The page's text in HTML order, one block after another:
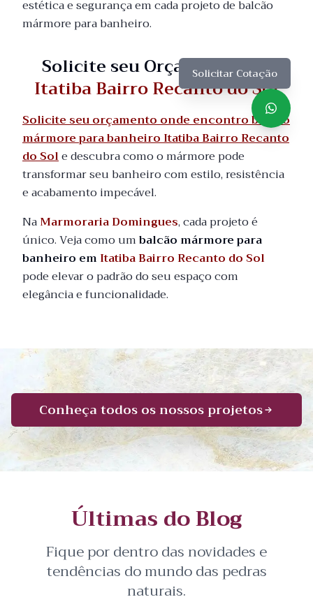
estética e segurança em cada projeto de balcão
mármore para banheiro.
Solicite seu Orçamento em
Itatiba Bairro Recanto do Sol
Solicite seu orçamento onde encontro balcão
mármore para banheiro Itatiba Bairro Recanto
do Sole descubra como o mármore pode
transformar seu banheiro com estilo, resistência
e acabamento impecável.
NaMarmoraria Domingues, cada projeto é
único. Veja como umbalcão mármore para
banheiro emItatiba Bairro Recanto do Sol
pode elevar o padrão do seu espaço com
elegância e funcionalidade.
Solicitar Cotação
Conheça todos os nossos projetos
Últimas do Blog
Fique por dentro das novidades e
tendências do mundo das pedras
naturais.